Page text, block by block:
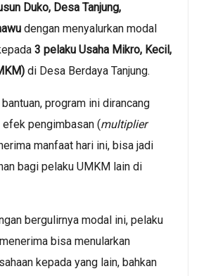
Duko, Desa Tanjung,
dengan menyalurkan modal
3 pelaku Usaha Mikro, Kecil,
di Desa Berdaya Tanjung.
program ini dirancang
pengimbasan (multiplier
manfaat hari ini, bisa jadi
bagi pelaku UMKM lain di
bergulirnya modal ini, pelaku
bisa menularkan
kepada yang lain, bahkan